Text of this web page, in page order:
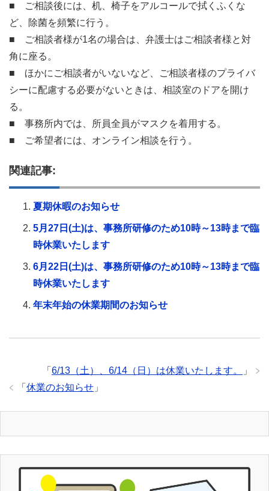
■ ご相談後には、机、椅子をアルコールで拭くふくな
ど、除菌を頻繁に行う。
■ ご相談者様が1名の場合は、弁護士はご相談者様と対
角に座る。
■ ほかにご相談者がいないなど、ご相談者様のプライバ
シーに配慮する必要がないときは、相談室のドアを開け
る。
■ 事務所内では、所員全員がマスクを着用する。
■ ご希望者には、オンライン相談を行う。
関連記事:
夏期休暇のお知らせ
5月27日(土)は、事務所研修のため10時～13時まで臨
時休業いたします
6月22日(土)は、事務所研修のため10時～13時まで臨
時休業いたします
年末年始の休業期間のお知らせ
「 6/13（土）、6/14（日）は休業いたします。
」
「 休業のお知らせ 」